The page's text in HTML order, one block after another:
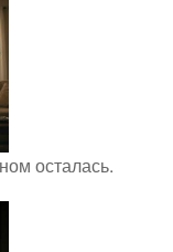
осталась.